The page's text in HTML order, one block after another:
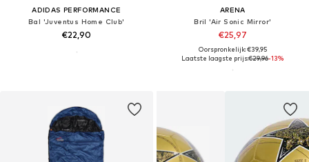
ADIDAS PERFORMANCE
Bal 'Juventus Home Club'
€22,90
ARENA
Bril 'Air Sonic Mirror'
€25,97
Oorspronkelijk: €39,95
Laatste laagste prijs:€29,96-13%